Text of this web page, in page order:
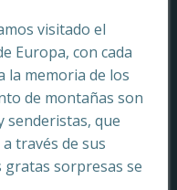
visitado el
Europa, con cada
la memoria de los
de montañas son
senderistas, que
través de sus
gratas sorpresas se